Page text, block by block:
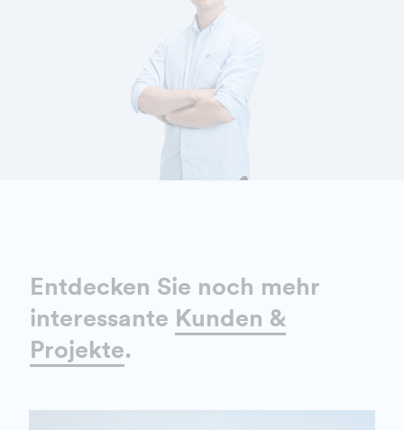
Entdecken Sie noch mehr
interessante Kunden &
Projekte.